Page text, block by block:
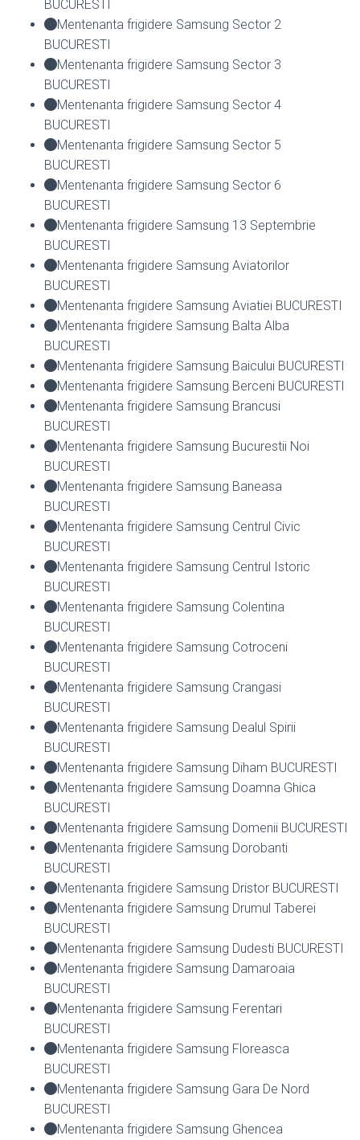
BUCURESTI
Mentenanta frigidere Samsung Sector 2
BUCURESTI
Mentenanta frigidere Samsung Sector 3
BUCURESTI
Mentenanta frigidere Samsung Sector 4
BUCURESTI
Mentenanta frigidere Samsung Sector 5
BUCURESTI
Mentenanta frigidere Samsung Sector 6
BUCURESTI
Mentenanta frigidere Samsung 13 Septembrie
BUCURESTI
Mentenanta frigidere Samsung Aviatorilor
BUCURESTI
Mentenanta frigidere Samsung Aviatiei BUCURESTI
Mentenanta frigidere Samsung Balta Alba
BUCURESTI
Mentenanta frigidere Samsung Baicului BUCURESTI
Mentenanta frigidere Samsung Berceni BUCURESTI
Mentenanta frigidere Samsung Brancusi
BUCURESTI
Mentenanta frigidere Samsung Bucurestii Noi
BUCURESTI
Mentenanta frigidere Samsung Baneasa
BUCURESTI
Mentenanta frigidere Samsung Centrul Civic
BUCURESTI
Mentenanta frigidere Samsung Centrul Istoric
BUCURESTI
Mentenanta frigidere Samsung Colentina
BUCURESTI
Mentenanta frigidere Samsung Cotroceni
BUCURESTI
Mentenanta frigidere Samsung Crangasi
BUCURESTI
Mentenanta frigidere Samsung Dealul Spirii
BUCURESTI
Mentenanta frigidere Samsung Diham BUCURESTI
Mentenanta frigidere Samsung Doamna Ghica
BUCURESTI
Mentenanta frigidere Samsung Domenii BUCURESTI
Mentenanta frigidere Samsung Dorobanti
BUCURESTI
Mentenanta frigidere Samsung Dristor BUCURESTI
Mentenanta frigidere Samsung Drumul Taberei
BUCURESTI
Mentenanta frigidere Samsung Dudesti BUCURESTI
Mentenanta frigidere Samsung Damaroaia
BUCURESTI
Mentenanta frigidere Samsung Ferentari
BUCURESTI
Mentenanta frigidere Samsung Floreasca
BUCURESTI
Mentenanta frigidere Samsung Gara De Nord
BUCURESTI
Mentenanta frigidere Samsung Ghencea